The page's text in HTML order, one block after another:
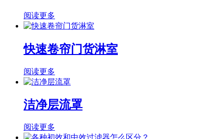
阅读更多
快速卷帘门货淋室
阅读更多
洁净层流罩
阅读更多